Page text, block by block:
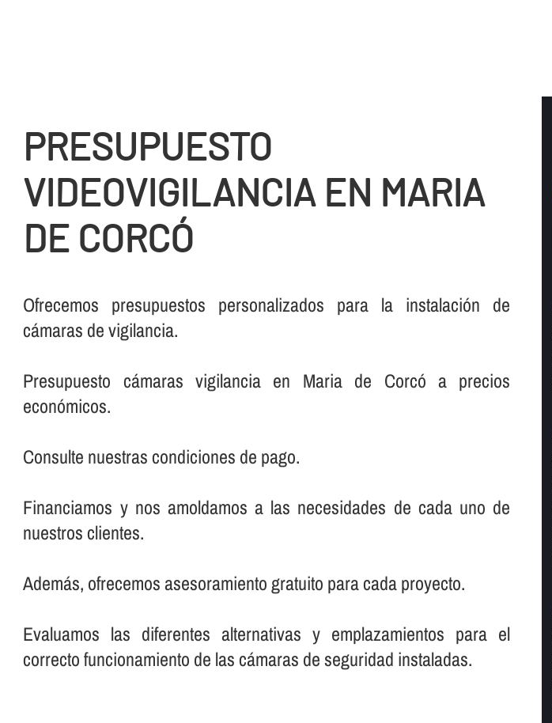
PRESUPUESTO
VIDEOVIGILANCIA EN MARIA
DE CORCÓ
Ofrecemos presupuestos personalizados para la instalación de
cámaras de vigilancia.
Presupuesto cámaras vigilancia en Maria de Corcó a precios
económicos.
Consulte nuestras condiciones de pago.
Financiamos y nos amoldamos a las necesidades de cada uno de
nuestros clientes.
Además, ofrecemos asesoramiento gratuito para cada proyecto.
Evaluamos las diferentes alternativas y emplazamientos para el
correcto funcionamiento de las cámaras de seguridad instaladas.